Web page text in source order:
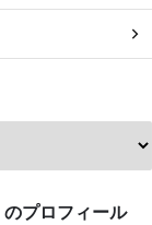
プロフィール